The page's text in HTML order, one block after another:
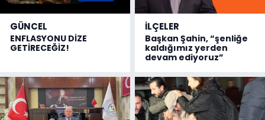
GÜNCEL
ENFLASYONU DİZE
GETİRECEĞİZ!
İLÇELER
Başkan Şahin, “şenliğe
kaldığımız yerden
devam ediyoruz”